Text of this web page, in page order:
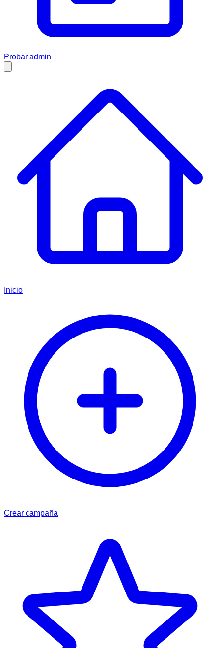
Probar admin
Inicio
Crear campaña